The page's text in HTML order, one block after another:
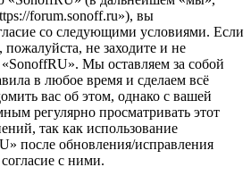
forum.sonoff.ru»), вы
со следующими условиями. Если
не заходите и не
Мы оставляем за собой
в любое время и сделаем всё
вас об этом, однако с вашей
регулярно просматривать этот
так как использование
после обновления/исправления
с ними.